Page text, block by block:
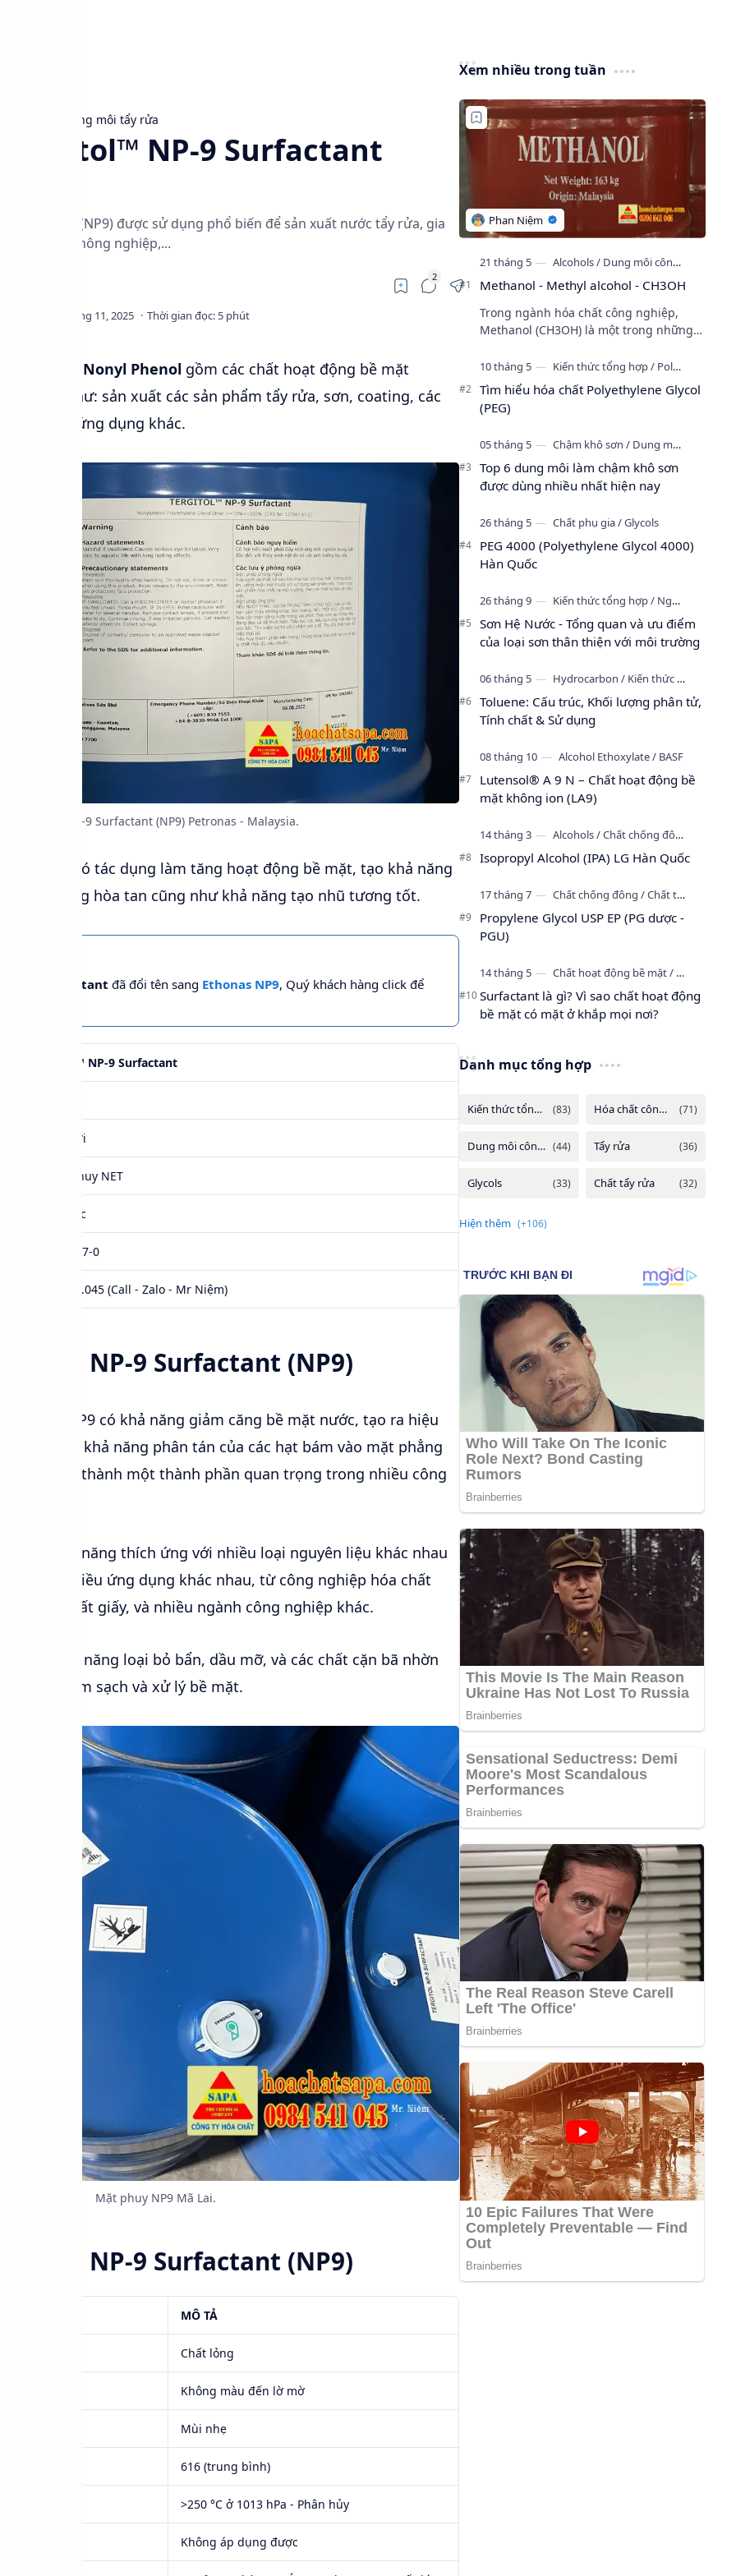
Dung môi tẩy rửa
Tergitol™ NP-9 Surfactant
Surfactant (NP9) được sử dụng phổ biến để sản xuất nước tẩy rửa, gia
và coating, nông nghiệp,...
Terginol Nonyl Phenolgồm các chất hoạt động bề mặt
dụng như: sản xuất các sản phẩm tẩy rửa, sơn, coating, các
và nhiều ứng dụng khác.
Tergitol™ NP-9 Surfactant (NP9) Petronas - Malaysia.
mặt này có tác dụng làm tăng hoạt động bề mặt, tạo khả năng
và khả năng hòa tan cũng như khả năng tạo nhũ tương tốt.
NP-9 Surfactant đã đổi tên sang Ethonas NP9, Quý khách hàng click để
Tergitol™ NP-9 Surfactant
Hàng mới
210Kg/Phuy NET
Hàn Quốc
127087-87-0
0984.541.045 (Call - Zalo - Mr Niệm)
NP-9 Surfactant (NP9)
: NP9 có khả năng giảm căng bề mặt nước, tạo ra hiệu
làm tăng khả năng phân tán của các hạt bám vào mặt phẳng
cho nó trở thành một thành phần quan trọng trong nhiều công
: NP9 có khả năng thích ứng với nhiều loại nguyên liệu khác nhau
trong nhiều ứng dụng khác nhau, từ công nghiệp hóa chất
khí, sản xuất giấy, và nhiều ngành công nghiệp khác.
: NP9 có khả năng loại bỏ bẩn, dầu mỡ, và các chất cặn bã nhờn
suất làm sạch và xử lý bề mặt.
Mặt phuy NP9 Mã Lai.
NP-9 Surfactant (NP9)
MÔ TẢ
Chất lỏng
Không màu đến lờ mờ
Mùi nhẹ
616 (trung bình)
>250 °C ở 1013 hPa - Phân hủy
Không áp dụng được
Xem nhiều trong tuần
Methanol - Methyl alcohol - CH3OH
Trong ngành hóa chất công nghiệp,
Methanol (CH3OH) là một trong những
biến nhất hiện nay nhờ khả năng hòa
tan …
Tìm hiểu hóa chất Polyethylene Glycol
(PEG)
Top 6 dung môi làm chậm khô sơn
được dùng nhiều nhất hiện nay
PEG 4000 (Polyethylene Glycol 4000)
Hàn Quốc
Sơn Hệ Nước - Tổng quan và ưu điểm
của loại sơn thân thiện với môi trường
Toluene: Cấu trúc, Khối lượng phân tử,
Tính chất & Sử dụng
Lutensol® A 9 N – Chất hoạt động bề
mặt không ion (LA9)
Isopropyl Alcohol (IPA) LG Hàn Quốc
Propylene Glycol USP EP (PG dược -
PGU)
Surfactant là gì? Vì sao chất hoạt động
bề mặt có mặt ở khắp mọi nơi?
Danh mục tổng hợp